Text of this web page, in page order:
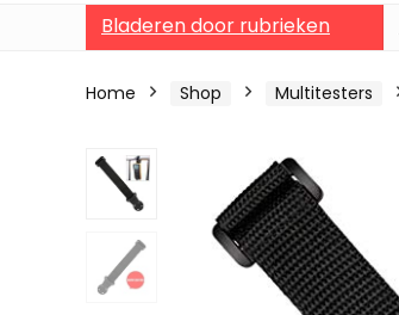
Bladeren door rubrieken
Home Shop Multitesters